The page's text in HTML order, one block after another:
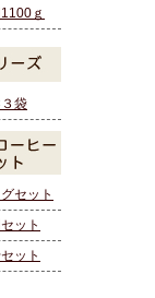
ｇ
袋
セット
ット
ット